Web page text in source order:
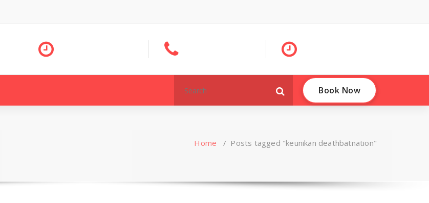
for:
Book Now
Home / Posts tagged "keunikan deathbatnation"